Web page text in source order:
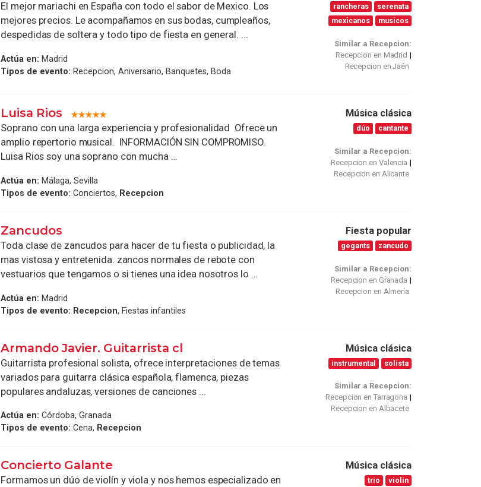
El mejor mariachi en España con todo el sabor de Mexico. Los
mejores precios. Le acompañamos en sus bodas, cumpleaños,
despedidas de soltera y todo tipo de fiesta en general. ...
Actúa en: Madrid
Tipos de evento: Recepcion, Aniversario, Banquetes, Boda
rancheras
serenata
mexicanos
musicos
Similar a Recepcion:
Recepcion en Madrid
Recepcion en Jaén
Luisa Rios
Soprano con una larga experiencia y profesionalidad Ofrece un
amplio repertorio musical. INFORMACIÓN SIN COMPROMISO.
Luisa Rios soy una soprano con mucha ...
Actúa en: Málaga, Sevilla
Tipos de evento: Conciertos, Recepcion
Música clásica
dúo cantante
Similar a Recepcion:
Recepcion en Valencia
Recepcion en Alicante
Zancudos
Toda clase de zancudos para hacer de tu fiesta o publicidad, la
mas vistosa y entretenida. zancos normales de rebote con
vestuarios que tengamos o si tienes una idea nosotros lo ...
Actúa en: Madrid
Tipos de evento: Recepcion, Fiestas infantiles
Fiesta popular
gegants zancudo
Similar a Recepcion:
Recepcion en Granada
Recepcion en Almería
Armando Javier. Guitarrista cl
Guitarrista profesional solista, ofrece interpretaciones de temas
variados para guitarra clásica española, flamenca, piezas
populares andaluzas, versiones de canciones ...
Actúa en: Córdoba, Granada
Tipos de evento: Cena, Recepcion
Música clásica
instrumental solista
Similar a Recepcion:
Recepcion en Tarragona
Recepcion en Albacete
Concierto Galante
Formamos un dúo de violín y viola y nos hemos especializado en
Música clásica
trio violin